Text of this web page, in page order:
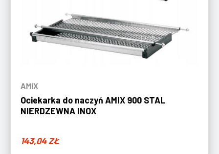
AMIX
Ociekarka do naczyń AMIX 900 STAL
NIERDZEWNA INOX
143,04ZŁ